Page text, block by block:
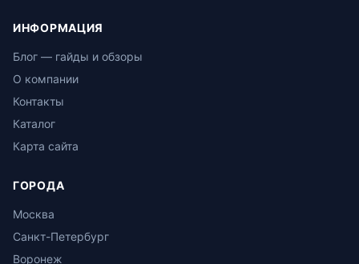
ИНФОРМАЦИЯ
Блог — гайды и обзоры
О компании
Контакты
Каталог
Карта сайта
ГОРОДА
Москва
Санкт-Петербург
Воронеж